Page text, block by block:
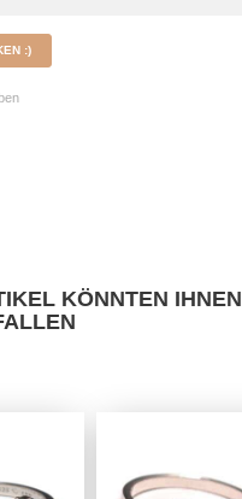
:)
KÖNNTEN IHNEN